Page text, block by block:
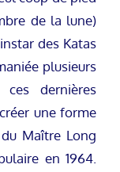
de la lune)
des Katas
plusieurs
dernières
une forme
Maître Long
en 1964.